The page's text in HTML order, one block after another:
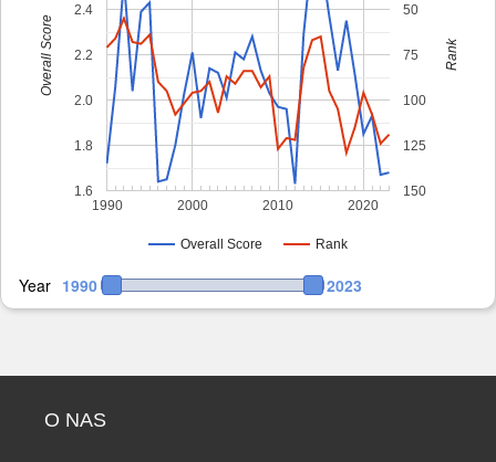
Overall Score Rank
1990 2000 2010 2020
1.6
1.8
2.0
2.2
2.4 50
75
100
125
150
Overall Score Rank
Year 1990 2023
O NAS